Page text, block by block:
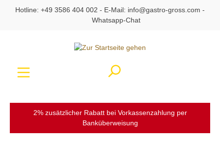
springen
Hotline: +49 3586 404 002 - E-Mail: info@gastro-gross.com -
Whatsapp-Chat
2% zusätzlicher Rabatt bei Vorkassenzahlung per
Banküberweisung